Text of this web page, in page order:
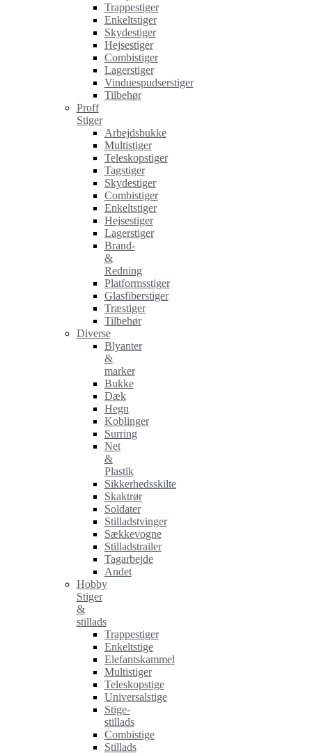
Trappestiger
Enkeltstiger
Skydestiger
Hejsestiger
Combistiger
Lagerstiger
Vinduespudserstiger
Tilbehør
Proff
Stiger
Arbejdsbukke
Multistiger
Teleskopstiger
Tagstiger
Skydestiger
Combistiger
Enkeltstiger
Hejsestiger
Lagerstiger
Brand-
&
Redning
Platformsstiger
Glasfiberstiger
Træstiger
Tilbehør
Diverse
Blyanter
&
marker
Bukke
Dæk
Hegn
Koblinger
Surring
Net
&
Plastik
Sikkerhedsskilte
Skaktrør
Soldater
Stilladstvinger
Sækkevogne
Stilladstrailer
Tagarbejde
Andet
Hobby
Stiger
&
stillads
Trappestiger
Enkeltstige
Elefantskammel
Multistiger
Teleskopstige
Universalstige
Stige-
stillads
Combistige
Stillads